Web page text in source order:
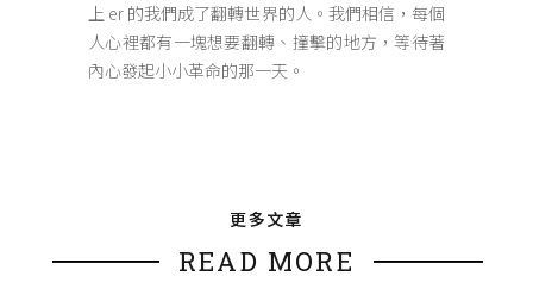
上 er 的我們成了翻轉世界的人。我們相信，每個
人心裡都有一塊想要翻轉、撞擊的地方，等待著
內心發起小小革命的那一天。
更多文章
READ MORE